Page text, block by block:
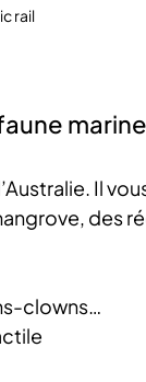
rail
marine
Il
des
clowns…